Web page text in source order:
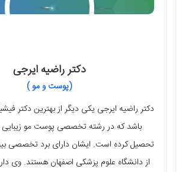
دکتر راضیه ایرجی
(پوست و مو )
دکتر راضیه ایرجی یکی دیگر از بهترین دکتر
‌باشد که در رشته تخصصی پوست مو زیبایی
تحصیل کرده است. ایشان دارای برد تخصصی